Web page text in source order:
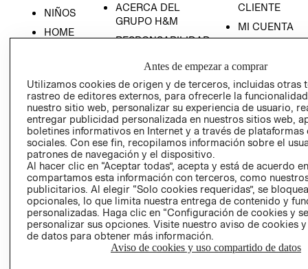
NIÑOS
HOME
ACERCA DEL
GRUPO H&M
RESPONSABILIDAD
PRENSA
RELACIÓN CON
INVERSIONISTAS
POLÍTICA
EMPRESARIAL
CLIENTE
MI CUENTA
- RETIRO EN
TIENDA
TÉRMINOS Y
CONDICIONES
PRIVACIDAD
GIFT CARD
AVISO DE
COOKIES
Antes de empezar a comprar
Utilizamos cookies de origen y de terceros, incluidas otras
rastreo de editores externos, para ofrecerle la
nuestro sitio web, personalizar su experiencia de usuario,
entregar publicidad personalizada en nuestros sitios web,
boletines informativos en Internet y a través de plataformas
sociales. Con ese fin, recopilamos información sobre el
patrones de navegación y el dispositivo.
Al hacer clic en “Aceptar todas”, acepta y está de acuerdo
compartamos esta información con terceros, como
publicitarios. Al elegir “Solo cookies requeridas”, se
opcionales, lo que limita nuestra entrega de contenido y
personalizadas. Haga clic en “Configuración de cookies y
personalizar sus opciones. Visite nuestro aviso de cookies
de datos para obtener más información.
Aviso de cookies y uso compartido de datos